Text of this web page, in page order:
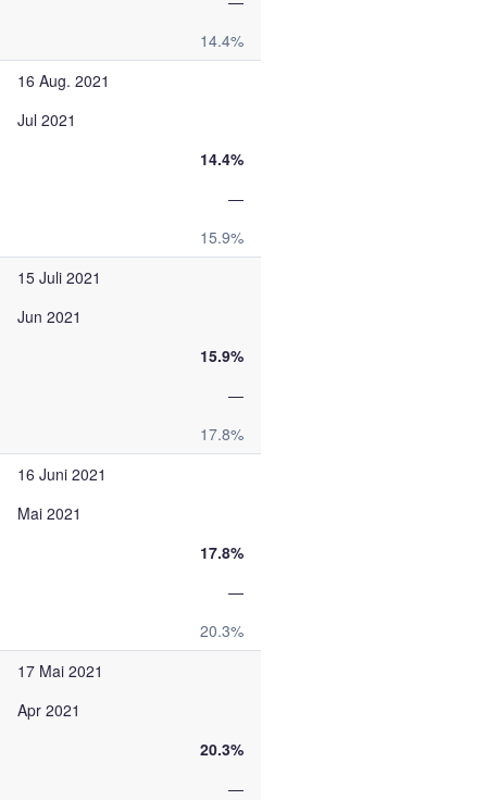
14.4%
16 Aug. 2021
Jul 2021
14.4%
—
15.9%
15 Juli 2021
Jun 2021
15.9%
—
17.8%
16 Juni 2021
Mai 2021
17.8%
—
20.3%
17 Mai 2021
Apr 2021
20.3%
—